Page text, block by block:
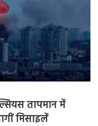
तापमान में
मिसाइलें